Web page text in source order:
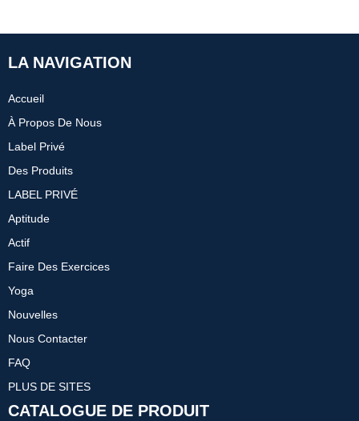
LA NAVIGATION
Accueil
À Propos De Nous
Label Privé
Des Produits
LABEL PRIVÉ
Aptitude
Actif
Faire Des Exercices
Yoga
Nouvelles
Nous Contacter
FAQ
PLUS DE SITES
CATALOGUE DE PRODUIT